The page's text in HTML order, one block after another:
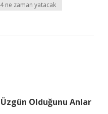
ne zaman yatacak
Olduğunu Anlar